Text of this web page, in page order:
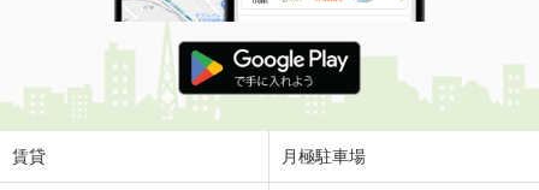
賃貸 月極駐車場